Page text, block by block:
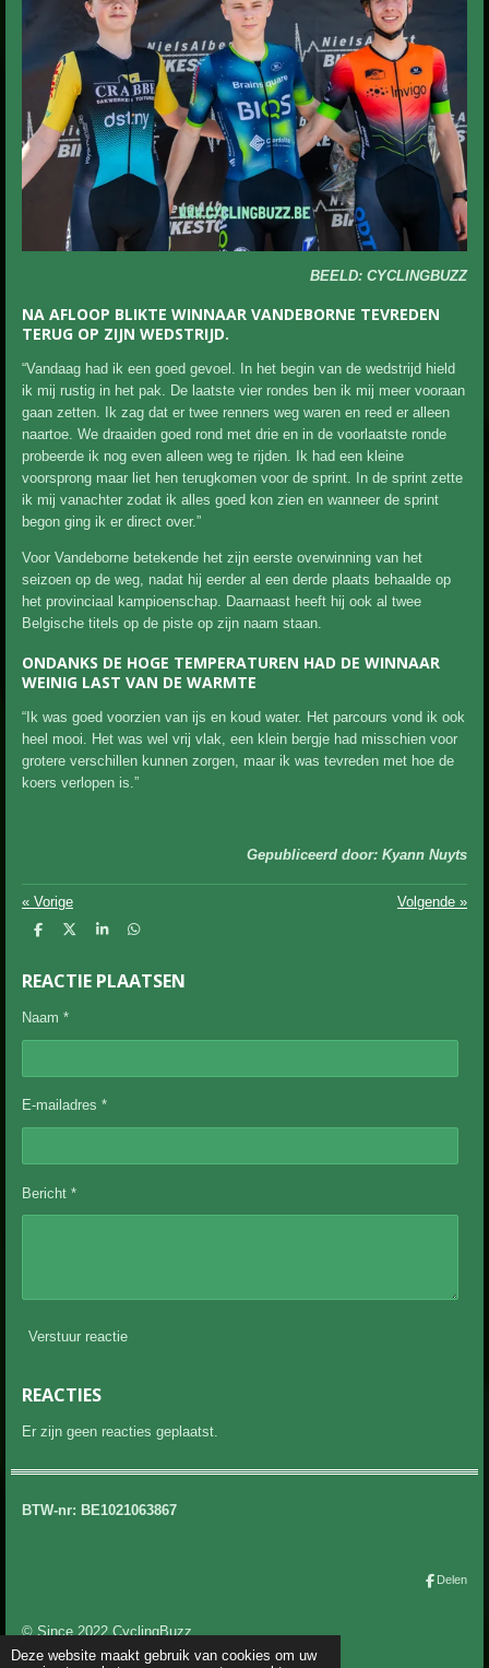
Deze website maakt gebruik van cookies om uw
BEELD: CYCLINGBUZZ
NA AFLOOP BLIKTE WINNAAR VANDEBORNE TEVREDEN
TERUG OP ZIJN WEDSTRIJD.
“Vandaag had ik een goed gevoel. In het begin van de wedstrijd hield
ik mij rustig in het pak. De laatste vier rondes ben ik mij meer vooraan
gaan zetten. Ik zag dat er twee renners weg waren en reed er alleen
naartoe. We draaiden goed rond met drie en in de voorlaatste ronde
probeerde ik nog even alleen weg te rijden. Ik had een kleine
voorsprong maar liet hen terugkomen voor de sprint. In de sprint zette
ik mij vanachter zodat ik alles goed kon zien en wanneer de sprint
begon ging ik er direct over.”
Voor Vandeborne betekende het zijn eerste overwinning van het
seizoen op de weg, nadat hij eerder al een derde plaats behaalde op
het provinciaal kampioenschap. Daarnaast heeft hij ook al twee
Belgische titels op de piste op zijn naam staan.
ONDANKS DE HOGE TEMPERATUREN HAD DE WINNAAR
WEINIG LAST VAN DE WARMTE
“Ik was goed voorzien van ijs en koud water. Het parcours vond ik ook
heel mooi. Het was wel vrij vlak, een klein bergje had misschien voor
grotere verschillen kunnen zorgen, maar ik was tevreden met hoe de
koers verlopen is.”
Gepubliceerd door: Kyann Nuyts
« Vorige Volgende »
D
e
n
D
l
S
r
e
D
e
n
REACTIE PLAATSEN
Naam *
E-mailadres *
Bericht *
Verstuur reactie
REACTIES
Er zijn geen reacties geplaatst.
BTW-nr: BE1021063867
Delen
© Since 2022 CyclingBuzz